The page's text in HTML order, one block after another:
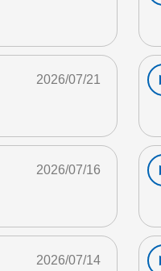
2026/07/21
2026/07/16
2026/07/14